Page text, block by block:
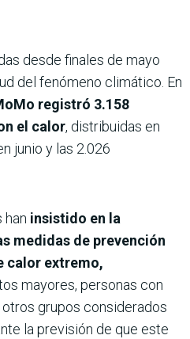
desde finales de mayo
del fenómeno climático. En
registró 3.158
el calor, distribuidas en
junio y las 2.026
han insistido en la
medidas de prevención
calor extremo,
mayores, personas con
grupos considerados
la previsión de que este